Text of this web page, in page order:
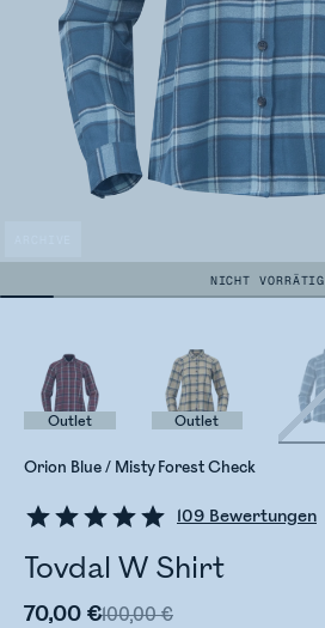
NICHT VORRÄTIG
109 Bewertungen
Tovdal W Shirt
70,00 €100,00 €
Orion Blue / Misty Forest Check
Outlet Outlet